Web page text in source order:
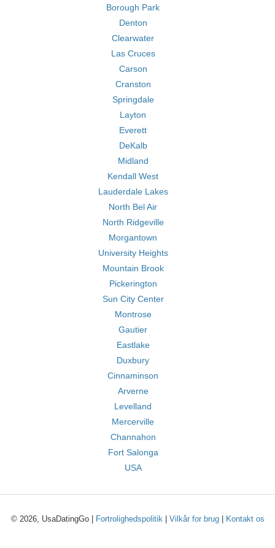
Borough Park
Denton
Clearwater
Las Cruces
Carson
Cranston
Springdale
Layton
Everett
DeKalb
Midland
Kendall West
Lauderdale Lakes
North Bel Air
North Ridgeville
Morgantown
University Heights
Mountain Brook
Pickerington
Sun City Center
Montrose
Gautier
Eastlake
Duxbury
Cinnaminson
Arverne
Levelland
Mercerville
Channahon
Fort Salonga
USA
© 2026, UsaDatingGo | Fortrolighedspolitik| Vilkår for brug| Kontakt os